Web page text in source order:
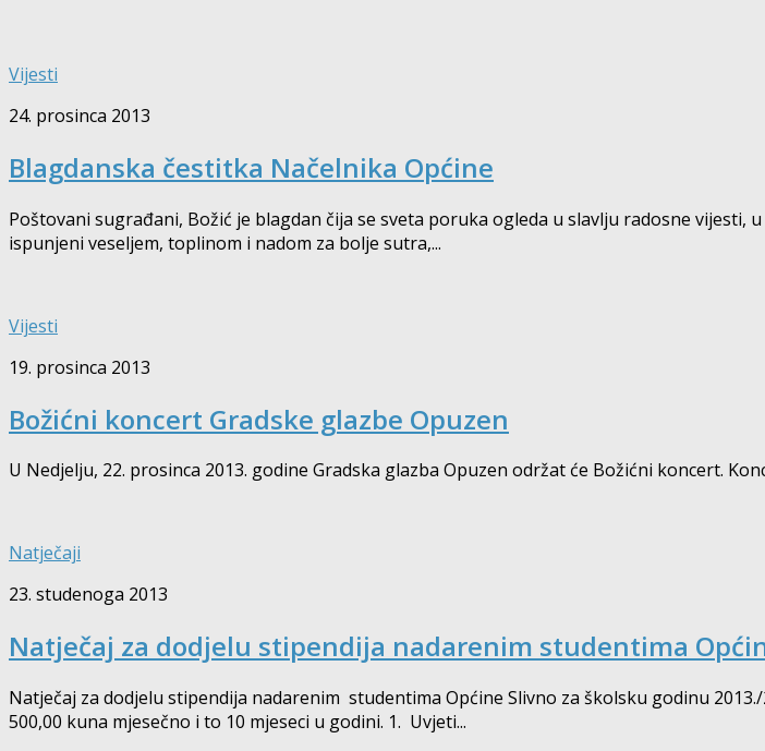
Vijesti
24. prosinca 2013
Blagdanska čestitka Načelnika Općine
Poštovani sugrađani, Božić je blagdan čija se sveta poruka ogleda u slavlju radosne
ispunjeni veseljem, toplinom i nadom za bolje sutra,...
Vijesti
19. prosinca 2013
Božićni koncert Gradske glazbe Opuzen
U Nedjelju, 22. prosinca 2013. godine Gradska glazba Opuzen održat će Božićni koncert.
Natječaji
23. studenoga 2013
Natječaj za dodjelu stipendija nadarenim studentima
Natječaj za dodjelu stipendija nadarenim studentima Općine Slivno za školsku godinu
500,00 kuna mjesečno i to 10 mjeseci u godini. 1. Uvjeti...